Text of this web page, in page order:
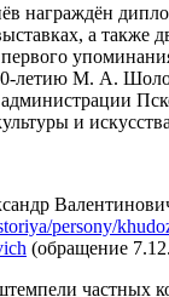
награждён
а также
летию М. А.
и
persony/
(обращение
частных